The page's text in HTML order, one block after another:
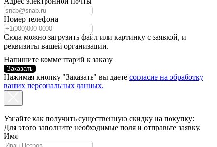
Номер телефона
Сюда можно загрузить файл или картинку с заявкой, и
реквизиты вашей организации.
Напишите комментарий к заказу
Заказать
Нажимая кнопку "Заказать" вы даете согласие на обработку
ваших персональных данных.
Узнайте как получить существенную скидку на покупку:
Для этого заполните необходимые поля и отправьте заявку.
Имя